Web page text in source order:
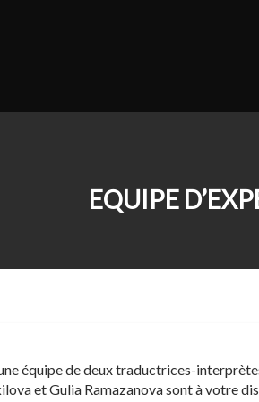
EQUIPE
équipe de deux traductrices-
et Gulia Ramazanova sont à